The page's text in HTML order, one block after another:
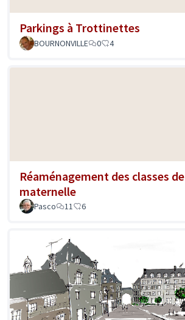
Parkings à Trottinettes
BOURNONVILLE
0 4
Réaménagement des classes de
maternelle
Pasco 11 6